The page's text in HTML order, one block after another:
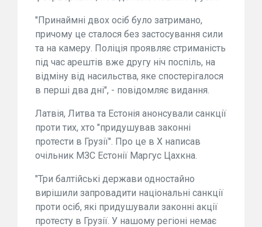
"Принаймні двох осіб було затримано,
причому це сталося без застосування сили
та на камеру. Поліція проявляє стриманість
під час арештів вже другу ніч поспіль, на
відміну від насильства, яке спостерігалося
в перші два дні", - повідомляє видання.
Латвія, Литва та Естонія анонсували санкції
проти тих, хто "придушував законні
протести в Грузії". Про це в Х написав
очільник МЗС Естонії Маргус Цахкна.
"Три балтійські держави одностайно
вирішили запровадити національні санкції
проти осіб, які придушували законні акції
протесту в Грузії. У нашому регіоні немає